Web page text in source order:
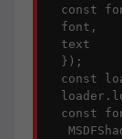
const
  font,
  text
  });
const
const